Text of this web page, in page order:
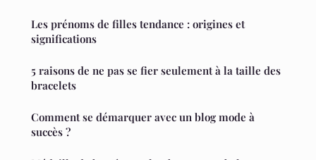
Les prénoms de filles tendance : origines et
significations
5 raisons de ne pas se fier seulement à la taille des
bracelets
Comment se démarquer avec un blog mode à
succès ?